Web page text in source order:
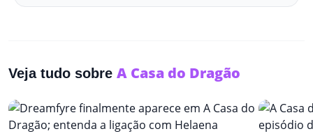
Veja tudo sobre A Casa do Dragão